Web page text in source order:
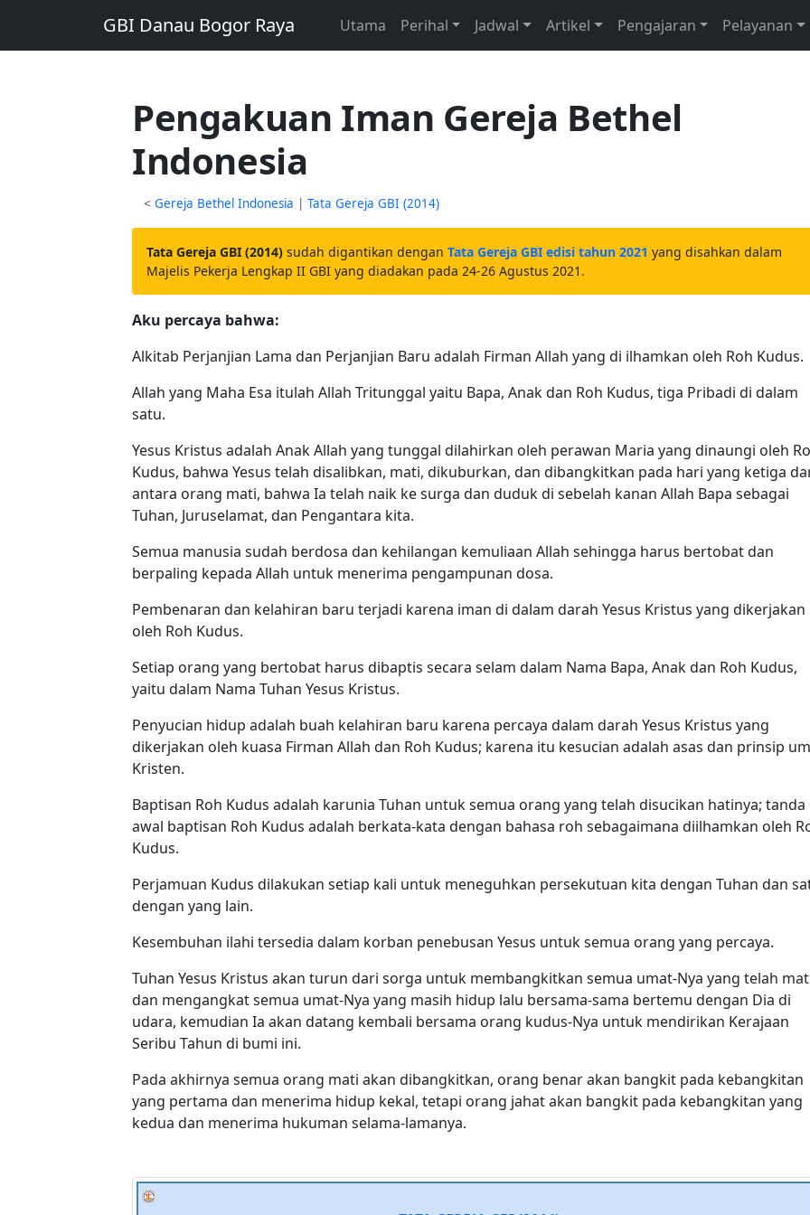
GBI Danau Bogor Raya Utama Perihal Jadwal Artikel Pengajaran Pelayanan
Pengakuan Iman Gereja Bethel
Indonesia
<Gereja Bethel Indonesia |Tata Gereja GBI (2014)
Tata Gereja GBI (2014) sudah digantikan dengan Tata Gereja GBI edisi tahun 2021 yang disahkan dalam
Majelis Pekerja Lengkap II GBI yang diadakan pada 24-26 Agustus 2021.
Aku percaya bahwa:
Alkitab Perjanjian Lama dan Perjanjian Baru adalah Firman Allah yang di ilhamkan oleh Roh Kudus.
Allah yang Maha Esa itulah Allah Tritunggal yaitu Bapa, Anak dan Roh Kudus, tiga Pribadi di dalam
satu.
Yesus Kristus adalah Anak Allah yang tunggal dilahirkan oleh perawan Maria yang dinaungi oleh
Kudus, bahwa Yesus telah disalibkan, mati, dikuburkan, dan dibangkitkan pada hari yang ketiga
antara orang mati, bahwa Ia telah naik ke surga dan duduk di sebelah kanan Allah Bapa sebagai
Tuhan, Juruselamat, dan Pengantara kita.
Semua manusia sudah berdosa dan kehilangan kemuliaan Allah sehingga harus bertobat dan
berpaling kepada Allah untuk menerima pengampunan dosa.
Pembenaran dan kelahiran baru terjadi karena iman di dalam darah Yesus Kristus yang dikerjakan
oleh Roh Kudus.
Setiap orang yang bertobat harus dibaptis secara selam dalam Nama Bapa, Anak dan Roh Kudus,
yaitu dalam Nama Tuhan Yesus Kristus.
Penyucian hidup adalah buah kelahiran baru karena percaya dalam darah Yesus Kristus yang
dikerjakan oleh kuasa Firman Allah dan Roh Kudus; karena itu kesucian adalah asas dan prinsip
Kristen.
Baptisan Roh Kudus adalah karunia Tuhan untuk semua orang yang telah disucikan hatinya; tanda
awal baptisan Roh Kudus adalah berkata-kata dengan bahasa roh sebagaimana diilhamkan oleh
Kudus.
Perjamuan Kudus dilakukan setiap kali untuk meneguhkan persekutuan kita dengan Tuhan dan
dengan yang lain.
Kesembuhan ilahi tersedia dalam korban penebusan Yesus untuk semua orang yang percaya.
Tuhan Yesus Kristus akan turun dari sorga untuk membangkitkan semua umat-Nya yang telah
dan mengangkat semua umat-Nya yang masih hidup lalu bersama-sama bertemu dengan Dia di
udara, kemudian Ia akan datang kembali bersama orang kudus-Nya untuk mendirikan Kerajaan
Seribu Tahun di bumi ini.
Pada akhirnya semua orang mati akan dibangkitkan, orang benar akan bangkit pada kebangkitan
yang pertama dan menerima hidup kekal, tetapi orang jahat akan bangkit pada kebangkitan yang
kedua dan menerima hukuman selama-lamanya.